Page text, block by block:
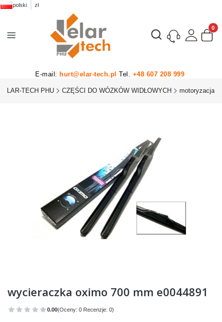
polski zł
Otwórz wyszukiwarkę
E-mail: hurt@elar-tech.pl Tel. +48 607 208 999
ELAR-TECH PHU CZĘŚCI DO WÓZKÓW WIDŁOWYCH motoryzacja
wycieraczka oximo 700 mm e0044891
0.00(Oceny: 0 Recenzje: 0)
Przejdź do sekcji Opinie